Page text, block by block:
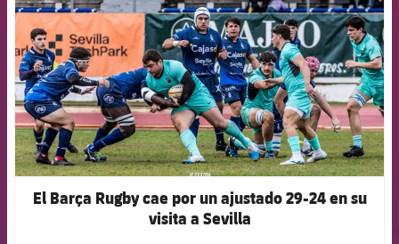
El Barça Rugby cae por un ajustado 29-24 en su
visita a Sevilla